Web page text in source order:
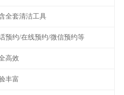
全套清洁工具
预约/在线预约/微信预约等
高效
丰富